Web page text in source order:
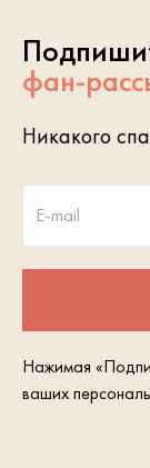
фан-
Никакого
E-mail
Нажимая
ваших